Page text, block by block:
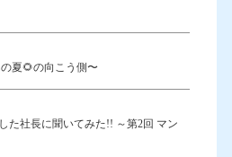
夏🌻の向こう側〜
た社長に聞いてみた!! ～第2回 マン